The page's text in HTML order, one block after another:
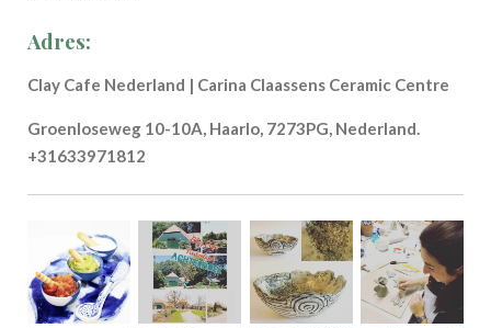
Adres:
Clay Cafe Nederland | Carina Claassens Ceramic Centre
Groenloseweg 10-10A, Haarlo, 7273PG, Nederland.
+31633971812